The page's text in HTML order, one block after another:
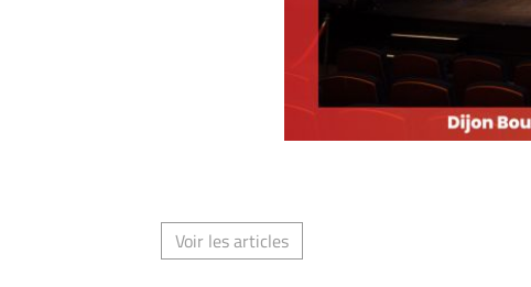
Voir les articles